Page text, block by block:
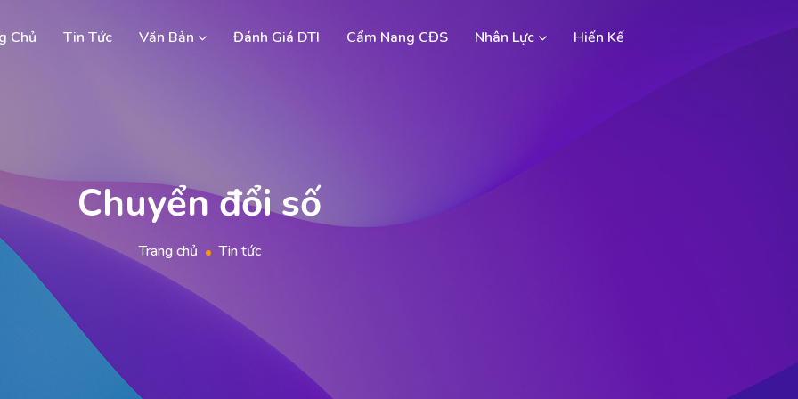
Chủ Tin Tức Văn Bản Đánh Giá DTI Cẩm Nang CĐS Nhân Lực Hiến Kế
Chuyển đổi số
Trang chủ Tin tức